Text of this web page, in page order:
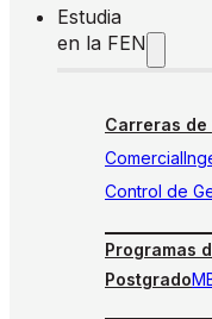
Estudia
en la FEN
Carreras
Comercial
Control de
Programas
Postgrado